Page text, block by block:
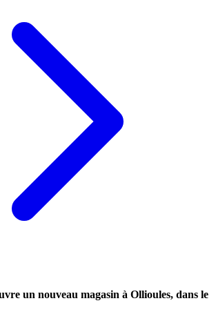
un nouveau magasin à Ollioules, dans le